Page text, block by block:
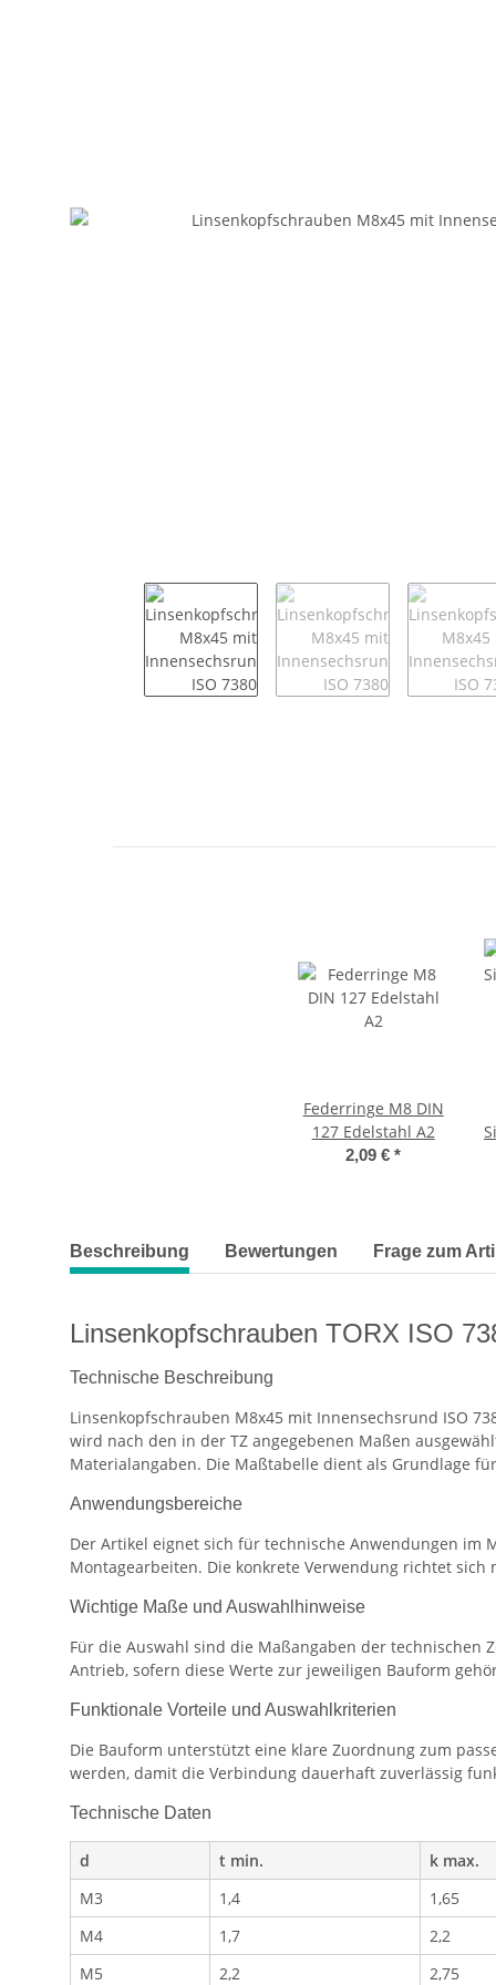
Federringe M8 DIN
127 Edelstahl A2
2,09 €*
weitere Registerkarten anzeigen
Beschreibung Bewertungen Frage zum
Linsenkopfschrauben TORX ISO
Technische Beschreibung
Linsenkopfschrauben M8x45 mit Innensechsrund ISO
wird nach den in der TZ angegebenen Maßen
Materialangaben. Die Maßtabelle dient als Grundlage
Anwendungsbereiche
Der Artikel eignet sich für technische Anwendungen im
Montagearbeiten. Die konkrete Verwendung richtet
Wichtige Maße und Auswahlhinweise
Für die Auswahl sind die Maßangaben der technischen
Antrieb, sofern diese Werte zur jeweiligen Bauform
Funktionale Vorteile und Auswahlkriterien
Die Bauform unterstützt eine klare Zuordnung zum
werden, damit die Verbindung dauerhaft zuverlässig
Technische Daten
d t min.
k max.
M3
1,4
1,65
M4
1,7
2,2
M5
2,2 2,75